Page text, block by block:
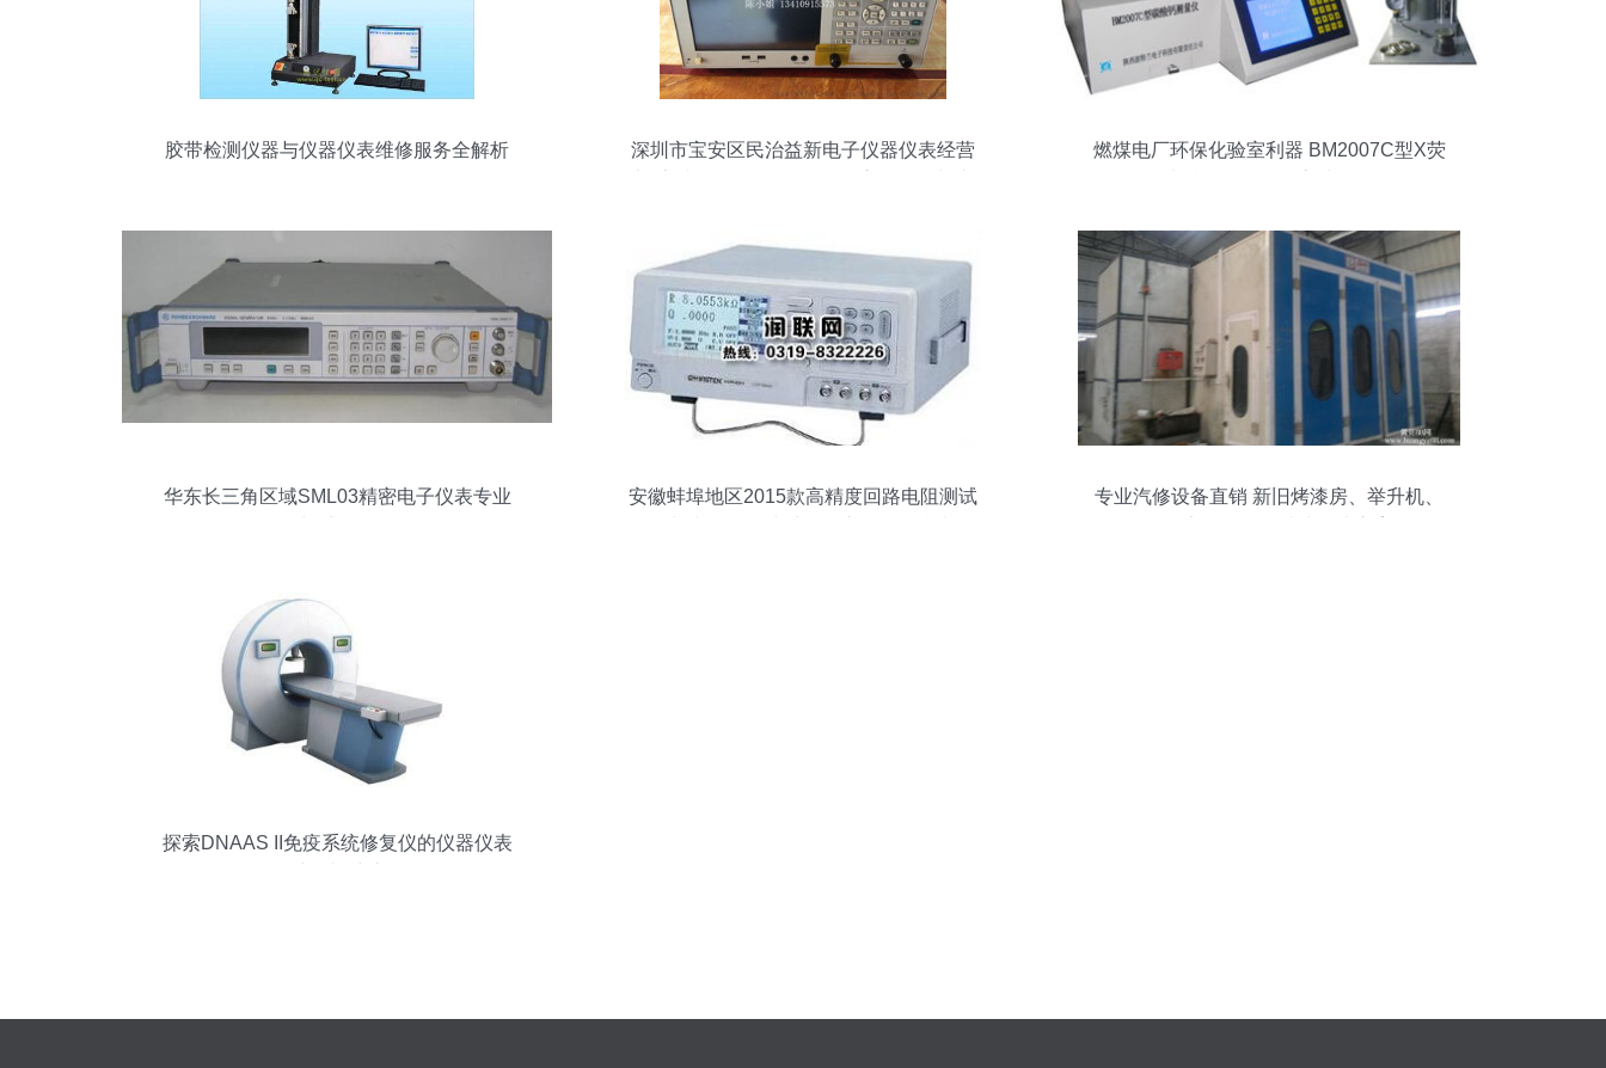
胶带检测仪器与仪器仪表维修服务全解析
深圳市宝安区民治益新电子仪器仪表经营
燃煤电厂环保化验室利器 BM2007C型X荧
华东长三角区域SML03精密电子仪表专业
安徽蚌埠地区2015款高精度回路电阻测试
专业汽修设备直销 新旧烤漆房、举升机、
探索DNAAS II免疫系统修复仪的仪器仪表